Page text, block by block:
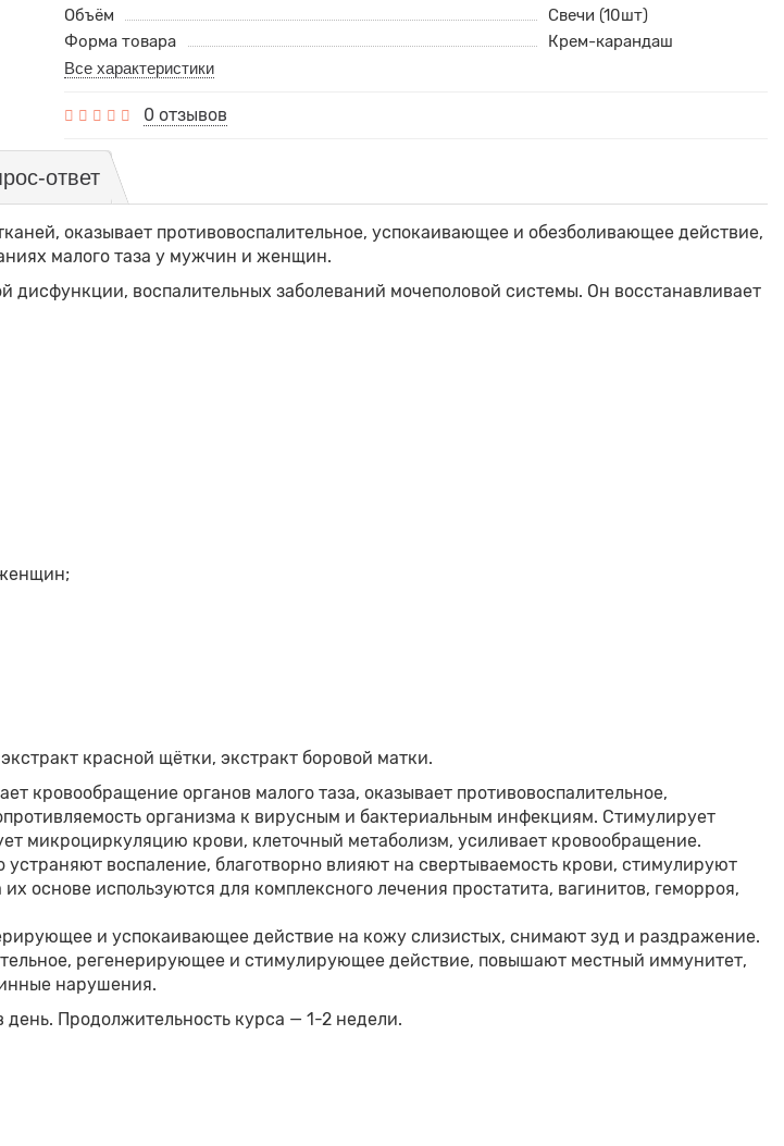
Объём
Свечи (10шт)
Форма товара
Крем-карандаш
Все характеристики
0 отзывов
ответ
оказывает противовоспалительное, успокаивающее и обезболивающее действие,
малого таза у мужчин и женщин.
воспалительных заболеваний мочеполовой системы. Он восстанавливает
красной щётки, экстракт боровой матки.
кровообращение органов малого таза, оказывает противовоспалительное,
организма к вирусным и бактериальным инфекциям. Стимулирует
микроциркуляцию крови, клеточный метаболизм, усиливает кровообращение.
воспаление, благотворно влияют на свертываемость крови, стимулируют
основе используются для комплексного лечения простатита, вагинитов, геморроя,
и успокаивающее действие на кожу слизистых, снимают зуд и раздражение.
регенерирующее и стимулирующее действие, повышают местный иммунитет,
нарушения.
день. Продолжительность курса — 1-2 недели.